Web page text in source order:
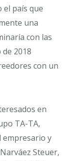
el país que
una
con las
2018
con un
en
TA-TA,
empresario y
Steuer,